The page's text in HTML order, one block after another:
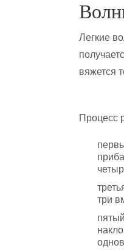
Легкие
вяжется
Процесс
три